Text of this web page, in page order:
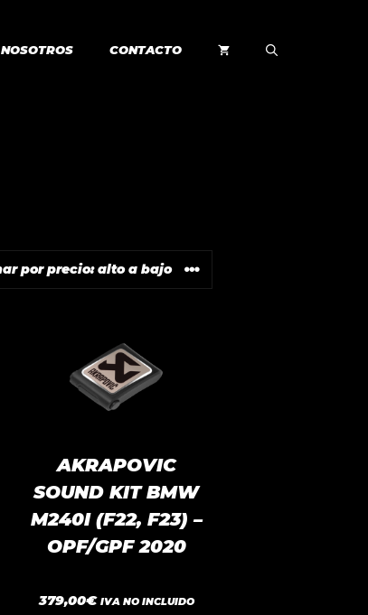
NOSOTROS CONTACTO
AKRAPOVIC
SOUND KIT BMW
M240I (F22, F23) –
OPF/GPF 2020
0
d
379,00€ IVA NO INCLUIDO